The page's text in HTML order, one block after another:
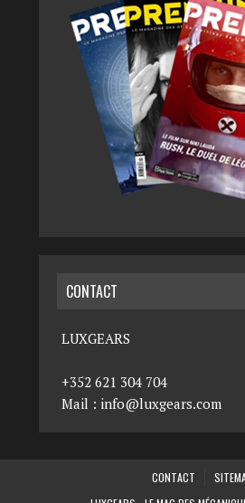
CONTACT
LUXGEARS
+352 621 304 704
Mail : info@luxgears.com
CONTACT